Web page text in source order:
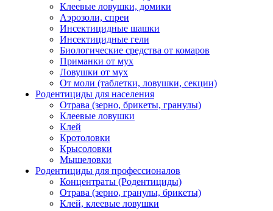
Клеевые ловушки, домики
Аэрозоли, спреи
Инсектицидные шашки
Инсектицидные гели
Биологические средства от комаров
Приманки от мух
Ловушки от мух
От моли (таблетки, ловушки, секции)
Родентициды для населения
Отрава (зерно, брикеты, гранулы)
Клеевые ловушки
Клей
Кротоловки
Крысоловки
Мышеловки
Родентициды для профессионалов
Концентраты (Родентициды)
Отрава (зерно, гранулы, брикеты)
Клей, клеевые ловушки